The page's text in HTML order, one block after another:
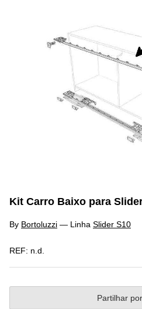
Kit Carro Baixo para
By Bortoluzzi — Linha Slider S10
REF: n.d.
Partilhar